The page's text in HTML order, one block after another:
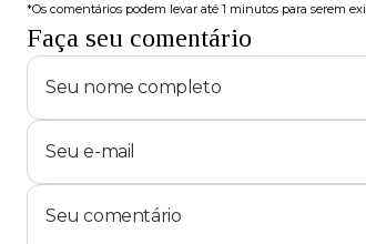
*Os comentários podem levar até 1 minutos para serem
Faça seu comentário